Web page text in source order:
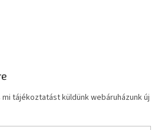
tájékoztatást küldünk webáruházunk új